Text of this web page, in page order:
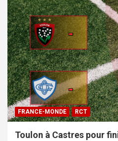
FRANCE-MONDE RCT
Toulon à Castres pour